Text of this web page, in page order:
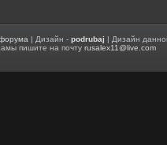
| Дизайн -podrubaj | Дизайн
пишите на почтуrusalex11@live.com